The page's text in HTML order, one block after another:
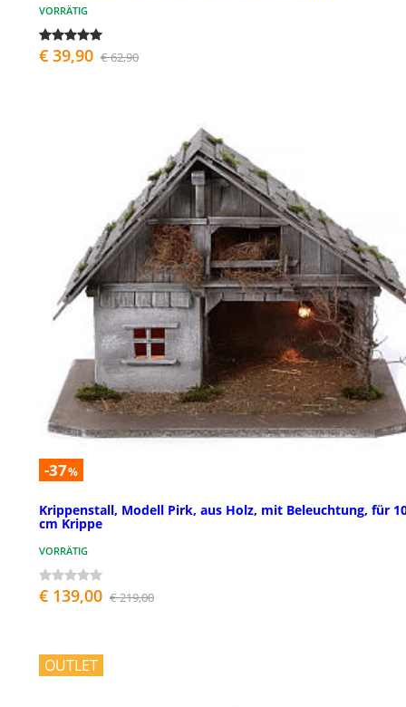
VORRÄTIG
€ 39,90 € 62,90
-37%
Krippenstall, Modell Pirk, aus Holz, mit Beleuchtung, für
cm Krippe
VORRÄTIG
€ 139,00 € 219,00
OUTLET